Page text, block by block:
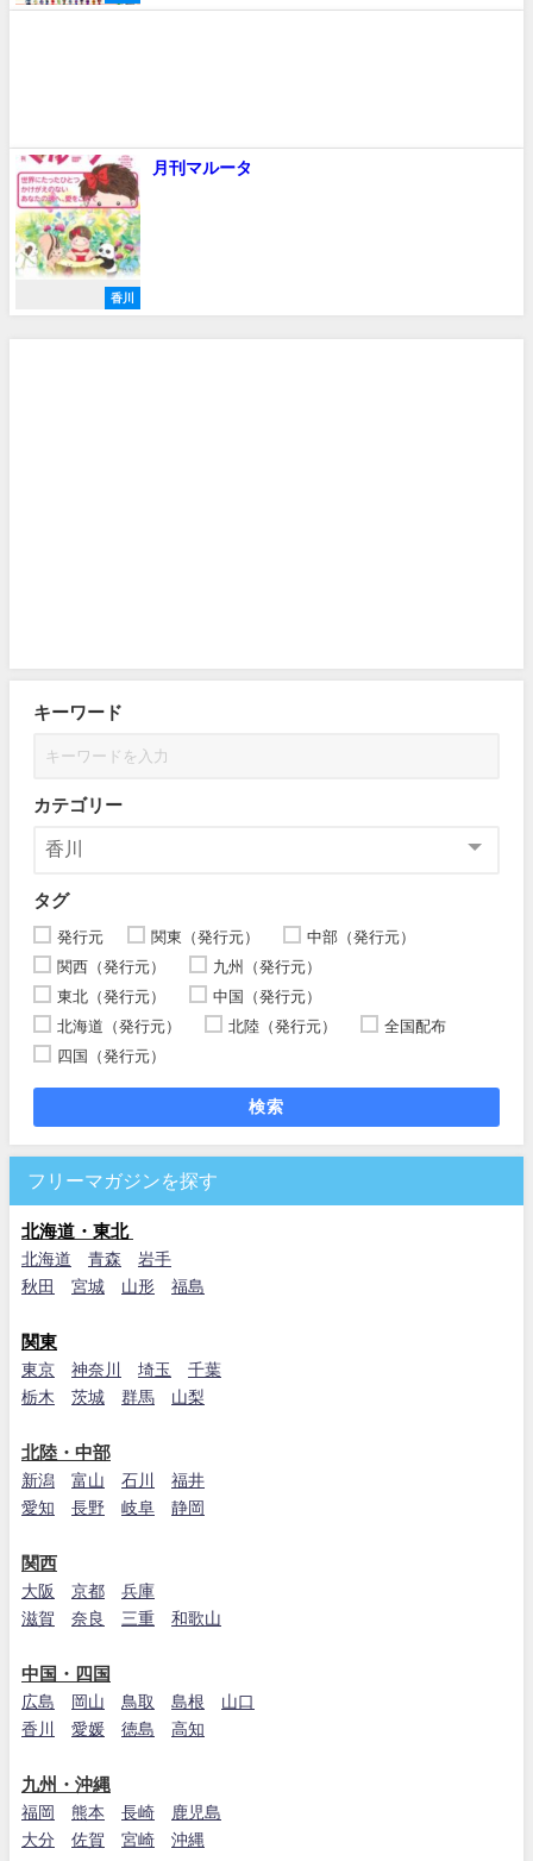
香川
月刊マルータ
キーワード
カテゴリー
タグ
発行元 関東（発行元）
中部（発行元）
関西（発行元）
九州（発行元）
東北（発行元）
中国（発行元）
北海道（発行元）
北陸（発行元）
全国配布
四国（発行元）
検索
フリーマガジンを探す
北海道・東北
北海道 青森
岩手
秋田
宮城 山形 福島
関東
東京 神奈川 埼玉
千葉
栃木
茨城 群馬 山梨
北陸・中部
新潟 富山 石川
福井
愛知
長野 岐阜 静岡
関西
大阪 京都
兵庫
滋賀
奈良 三重 和歌山
中国・四国
広島 岡山 鳥取 島根
山口
香川
愛媛 徳島 高知
九州・沖縄
福岡 熊本 長崎
鹿児島
大分
佐賀 宮崎 沖縄